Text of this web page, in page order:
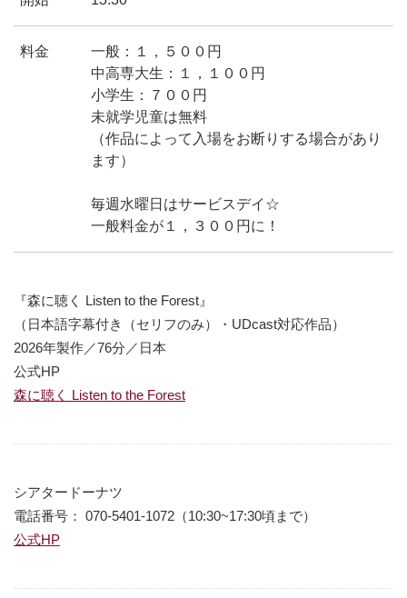
料金
一般：１，５００円
中高専大生：１，１００円
小学生：７００円
未就学児童は無料
（作品によって入場をお断りする場合があり
ます）
毎週水曜日はサービスデイ☆
一般料金が１，３００円に！
『森に聴く Listen to the Forest』
（日本語字幕付き（セリフのみ）・UDcast対応作品）
2026年製作／76分／日本
公式HP
森に聴く Listen to the Forest
シアタードーナツ
電話番号： 070-5401-1072（10:30~17:30頃まで）
公式HP